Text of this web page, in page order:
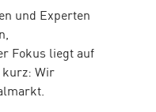
und Experten
Fokus liegt auf
kurz: Wir